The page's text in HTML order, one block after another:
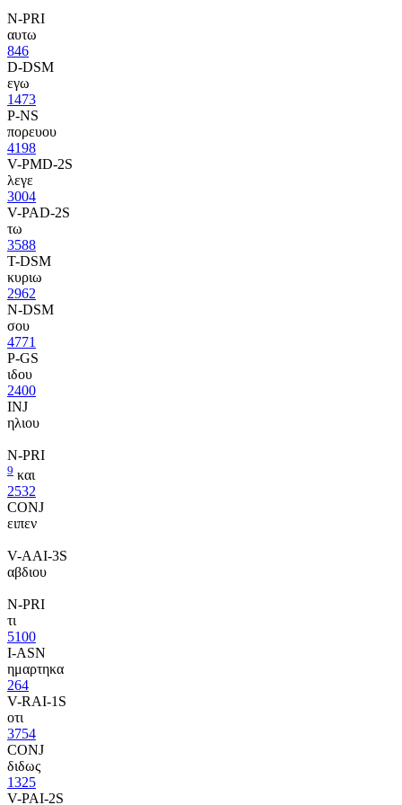
N-PRI
αυτω
846
D-DSM
εγω
1473
P-NS
πορευου
4198
V-PMD-2S
λεγε
3004
V-PAD-2S
τω
3588
T-DSM
κυριω
2962
N-DSM
σου
4771
P-GS
ιδου
2400
INJ
ηλιου
N-PRI
9 και
2532
CONJ
ειπεν
V-AAI-3S
αβδιου
N-PRI
τι
5100
I-ASN
ημαρτηκα
264
V-RAI-1S
οτι
3754
CONJ
διδως
1325
V-PAI-2S